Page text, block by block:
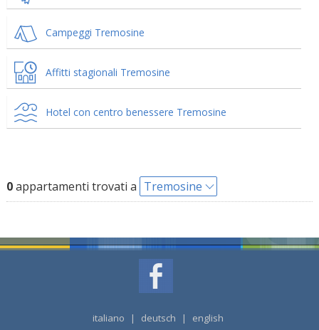
Campeggi Tremosine
Affitti stagionali Tremosine
Hotel con centro benessere Tremosine
0appartamenti trovati a Tremosine
italiano | deutsch | english